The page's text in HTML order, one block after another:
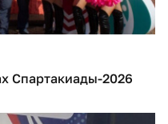
Спартакиады-2026